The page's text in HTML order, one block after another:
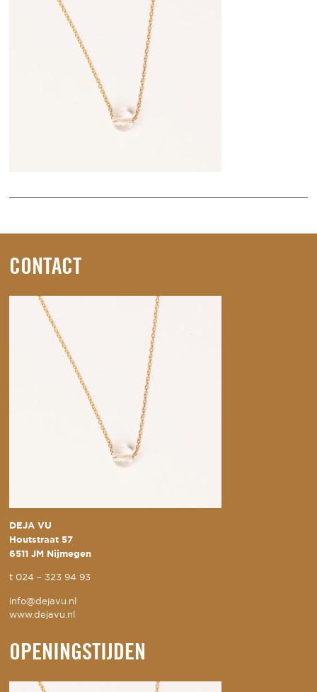
CONTACT
DEJA VU
Houtstraat 57
6511 JM Nijmegen
t024 – 323 94 93
info@dejavu.nl
www.dejavu.nl
OPENINGSTIJDEN